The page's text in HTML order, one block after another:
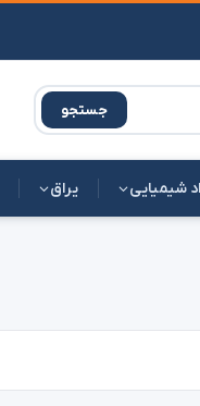
جستجو
شیمیایی یراق